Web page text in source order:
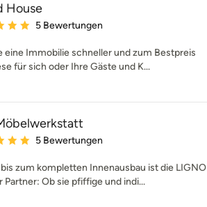
House
Bewertung: 5 von 5 Sternen
5 Bewertungen
eine Immobilie schneller und zum Bestpreis
für sich oder Ihre Gäste und K...
Bewertung: 5 von 5 Sternen
5 Bewertungen
zum kompletten Innenausbau ist die LIGNO
Ob sie pfiffige und indi...